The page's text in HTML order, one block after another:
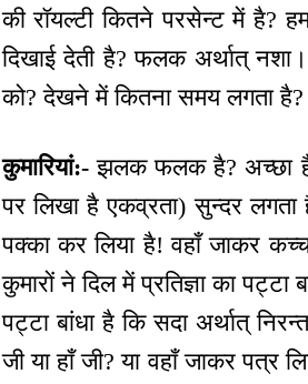
की रॉयल्टी कितने परसेन्ट में है?
दिखाई देती है? फलक अर्थात्
को? देखने में कितना समय लगता
कुमारियां:-झलक फलक है? अच्छा है,
पर लिखा है एकव्रता) सुन्दर लगता
पक्का कर लिया है! वहाँ जाकर
कुमारों ने दिल में प्रतिज्ञा का पट्टा
पट्टा बांधा है कि सदा अर्थात्
जी या हाँ जी? या वहाँ जाकर पत्र